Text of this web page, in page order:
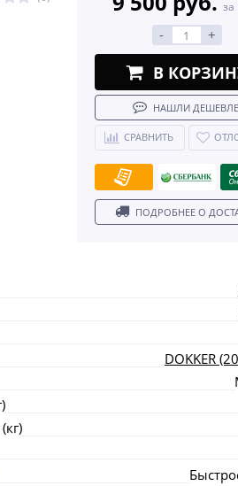
- +
В
НАШЛИ
СРАВНИТЬ
ПОДРОБНЕЕ О
DOKKER